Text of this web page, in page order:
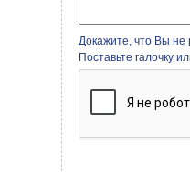
Докажите, что Вы не
Поставьте галочку